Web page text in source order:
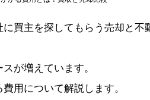
買主を探してもらう売却と
が増えています。
用について解説します。